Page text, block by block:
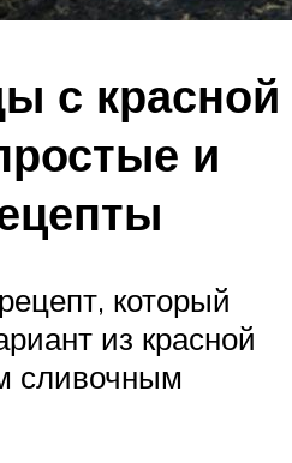
с красной
и
который
из красной
сливочным